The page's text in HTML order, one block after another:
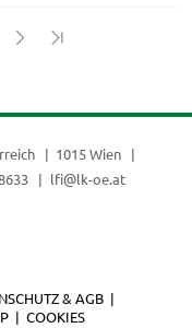
1015 Wien
lfi@lk-oe.at
& AGB
COOKIES